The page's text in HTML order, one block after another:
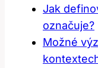
Jak
označuje?
Možné